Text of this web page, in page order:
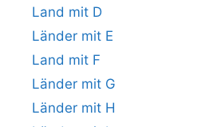
Land mit D
Länder mit E
Land mit F
Länder mit G
Länder mit H